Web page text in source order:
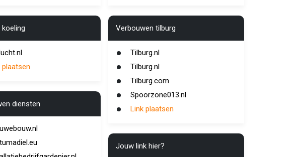
plaatsen
diensten
Verbouwen tilburg
Tilburg.nl
Tilburg.nl
Tilburg.com
Spoorzone013.nl
Link plaatsen
Jouw link hier?